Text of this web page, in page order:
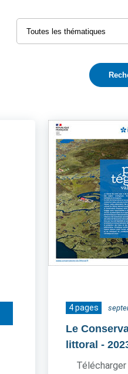
4 pages
Le
littoral-